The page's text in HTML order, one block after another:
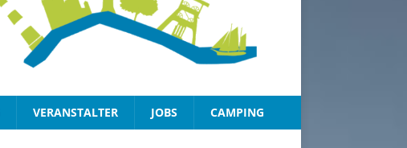
VERANSTALTER JOBS CAMPING